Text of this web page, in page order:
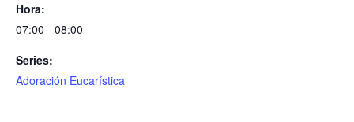
Hora:
07:00 - 08:00
Series:
Adoración Eucarística